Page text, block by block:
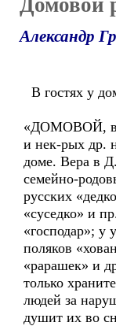
Домовой
Александр
В гостях у
«ДОМОВОЙ, в
и нек-рых др.
доме. Вера в
семейно-
русских
«суседко» и
«господар»; у
поляков
«рарашек» и
только
людей за
душит их во